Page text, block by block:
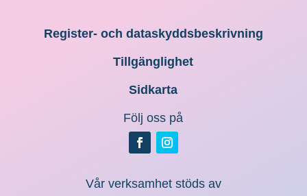
Register- och dataskyddsbeskrivning
Tillgänglighet
Sidkarta
Följ oss på
Vår verksamhet stöds av